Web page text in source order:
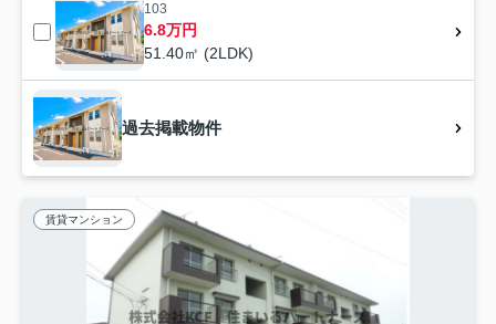
103
6.8万円
51.40㎡ (2LDK)
過去掲載物件
賃貸マンション